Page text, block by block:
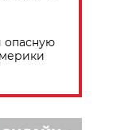
опасную